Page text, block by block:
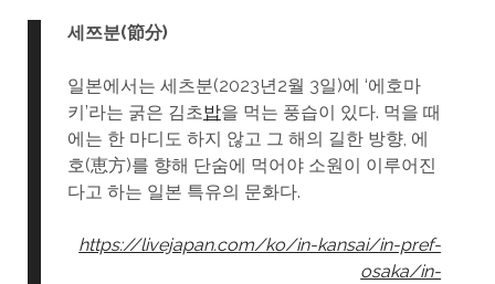
세쯔분(節分)
일본에서는 세츠분(2023년2월 3일)에 ‘에호마
키’라는 굵은 김초밥을 먹는 풍습이 있다. 먹을 때
에는 한 마디도 하지 않고 그 해의 길한 방향, 에
호(恵方)를 향해 단숨에 먹어야 소원이 이루어진
다고 하는 일본 특유의 문화다.
https://livejapan.com/ko/in-kansai/in-pref-
osaka/in-